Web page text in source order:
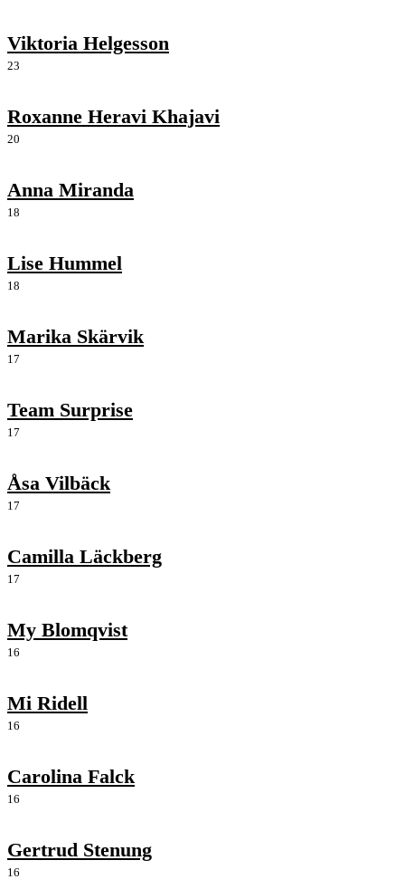
Viktoria Helgesson
23
Roxanne Heravi Khajavi
20
Anna Miranda
18
Lise Hummel
18
Marika Skärvik
17
Team Surprise
17
Åsa Vilbäck
17
Camilla Läckberg
17
My Blomqvist
16
Mi Ridell
16
Carolina Falck
16
Gertrud Stenung
16